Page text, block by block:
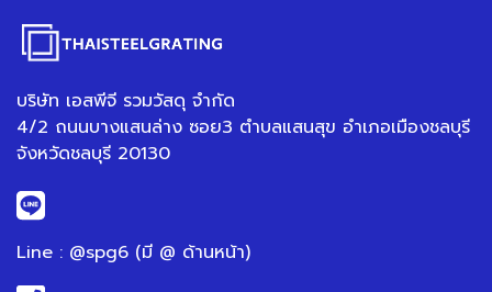
บริษัท เอสพีจี รวมวัสดุ จำกัด
4/2 ถนนบางแสนล่าง ซอย3 ตำบลแสนสุข อำเภอเมืองชลบุรี
จังหวัดชลบุรี 20130
Line : @spg6 (มี @ ด้านหน้า)